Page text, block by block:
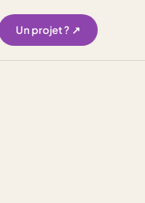
Un projet ? ↗︎